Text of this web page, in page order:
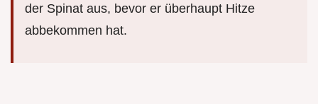
der Spinat aus, bevor er überhaupt Hitze
abbekommen hat.